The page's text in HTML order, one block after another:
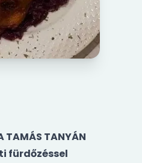
TAMÁS TANYÁN
fürdőzéssel